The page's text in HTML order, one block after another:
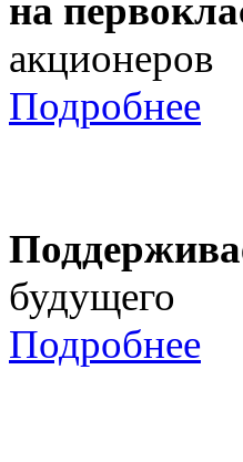
на
акционеров
Подробнее
будущего
Подробнее